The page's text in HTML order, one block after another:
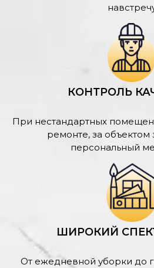
КОНТРОЛЬ
При нестандартных
ремонте, за объектом
персональный
ШИРОКИЙ
От ежедневной уборки до